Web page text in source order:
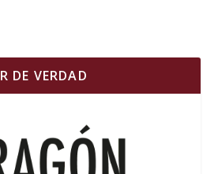
DE VERDAD